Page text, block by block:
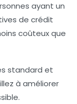
ayant un
de crédit
coûteux que
standard et
à améliorer